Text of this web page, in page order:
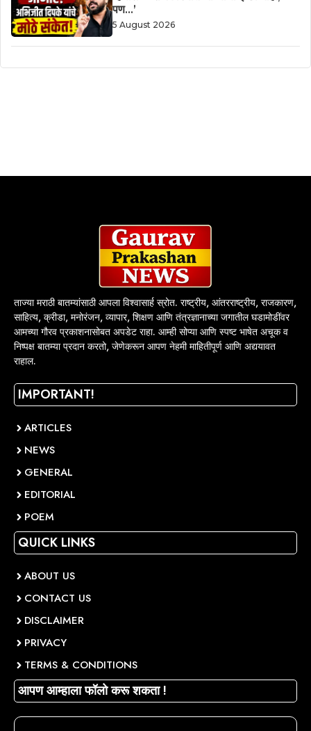
पण…’
5 August 2026
ताज्या मराठी बातम्यांसाठी आपला विश्वासार्ह स्रोत. राष्ट्रीय, आंतरराष्ट्रीय, राजकारण,
साहित्य, क्रीडा, मनोरंजन, व्यापार, शिक्षण आणि तंत्रज्ञानाच्या जगातील घडामोडींवर
आमच्या गौरव प्रकाशनासोबत अपडेट राहा. आम्ही सोप्या आणि स्पष्ट भाषेत अचूक व
निष्पक्ष बातम्या प्रदान करतो, जेणेकरून आपण नेहमी माहितीपूर्ण आणि अद्ययावत
राहाल.
IMPORTANT!
ARTICLES
NEWS
GENERAL
EDITORIAL
POEM
QUICK LINKS
ABOUT US
CONTACT US
DISCLAIMER
PRIVACY
TERMS & CONDITIONS
आपण आम्हाला फॉलो करू शकता !